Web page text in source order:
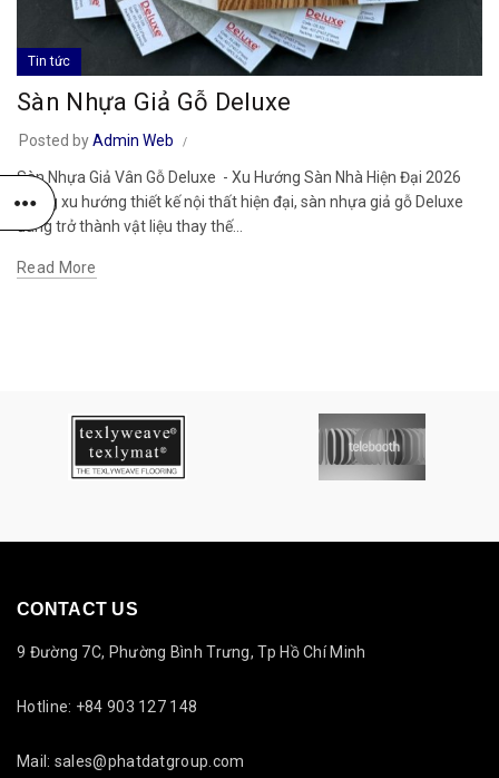
Tin tức
Sàn Nhựa Giả Gỗ Deluxe
Posted byAdmin Web
Sàn Nhựa Giả Vân Gỗ Deluxe - Xu Hướng Sàn Nhà Hiện Đại 2026
Trong xu hướng thiết kế nội thất hiện đại, sàn nhựa giả gỗ Deluxe
đang trở thành vật liệu thay thế...
Read More
CONTACT US
9 Đường 7C, Phường Bình Trưng, Tp Hồ Chí Minh
Hotline: +84 903 127 148
Mail: sales@phatdatgroup.com